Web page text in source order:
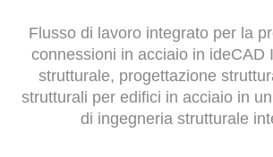
Flusso di lavoro integrato per la
connessioni in acciaio in ideCAD
strutturale, progettazione
strutturali per edifici in acciaio in
di ingegneria strutturale